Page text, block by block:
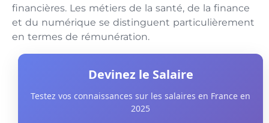
financières. Les métiers de la santé, de la finance
et du numérique se distinguent particulièrement
en termes de rémunération.
Devinez le Salaire
Testez vos connaissances sur les salaires en France en
2025